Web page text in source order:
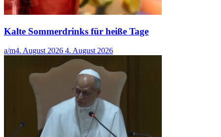
Kalte Sommerdrinks für heiße Tage
a/m4. August 2026 4. August 2026